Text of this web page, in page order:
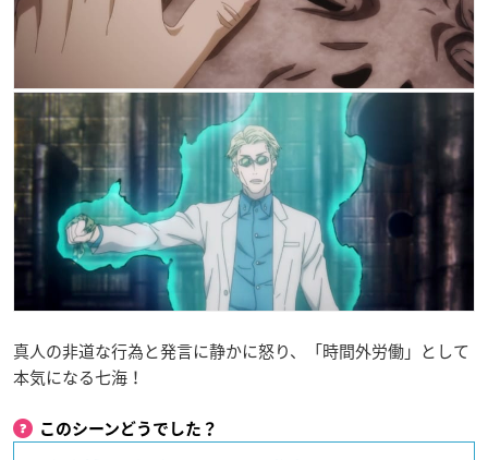
真人の非道な行為と発言に静かに怒り、「時間外労働」として
本気になる七海！
このシーンどうでした？